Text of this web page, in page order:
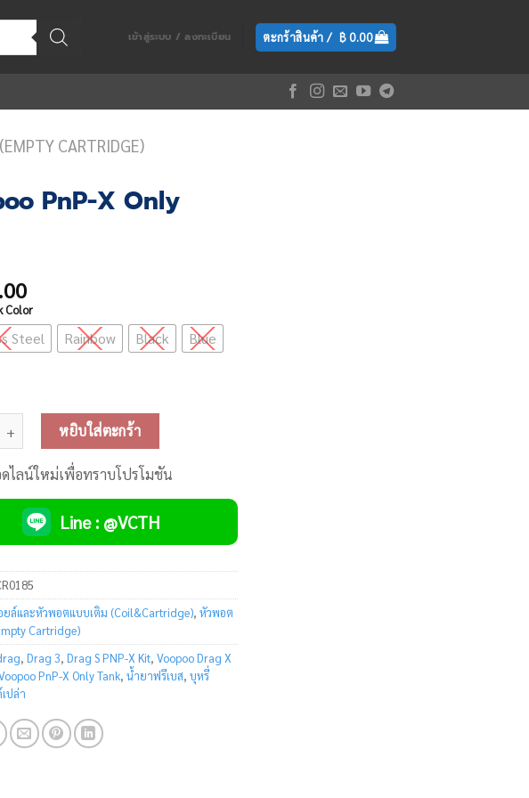
เข้าสู่ระบบ / ลงทะเบียน ตะกร้าสินค้า / ฿0.00
CARTRIDGE)
PnP-X Only
Color
Steel Rainbow Black
Blue
PnP-X Only Tank ชิ้น
หยิบใส่ตะกร้า
ไลน์ใหม่เพื่อทราบโปรโมชัน
Line : @VCTH
ยล์และหัวพอตแบบเติม (Coil&Cartridge), หัวพอต
Cartridge)
, Drag 3, Drag S PNP-X Kit, Voopoo Drag X
PnP-X Only Tank, น้ำยาฟรีเบส, บุหรี่
ปล่า